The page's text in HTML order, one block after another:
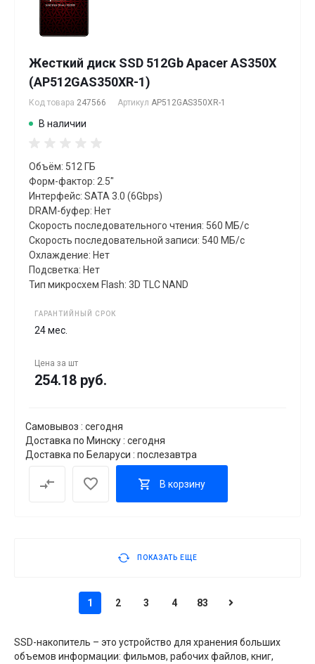
Жесткий диск SSD 512Gb Apacer AS350X
(AP512GAS350XR-1)
Код товара 247566 Артикул AP512GAS350XR-1
В наличии
Объём: 512 ГБ
Форм-фактор: 2.5"
Интерфейс: SATA 3.0 (6Gbps)
DRAM-буфер: Нет
Скорость последовательного чтения: 560 МБ/с
Скорость последовательной записи: 540 МБ/с
Охлаждение: Нет
Подсветка: Нет
Тип микросхем Flash: 3D TLC NAND
ГАРАНТИЙНЫЙ СРОК
24 мес.
Цена за шт
254.18 руб.
Самовывоз : сегодня
Доставка по Минску : сегодня
Доставка по Беларуси : послезавтра
В корзину
ПОКАЗАТЬ ЕЩЕ
1 2 3 4 83
SSD-накопитель – это устройство для хранения больших
объемов информации: фильмов, рабочих файлов, книг,